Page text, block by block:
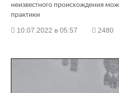
неизвестного происхождения
практики
10.07.2022 в 05:57 2480